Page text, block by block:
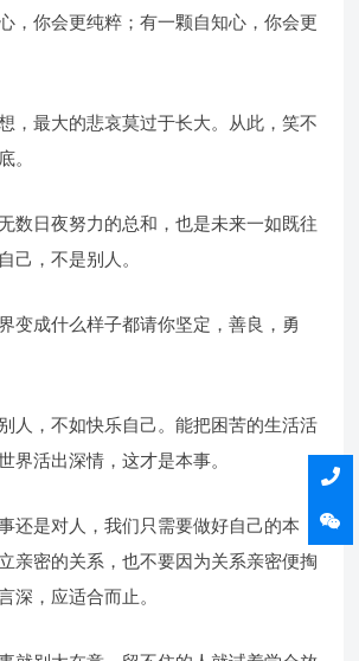
，你会更纯粹；有一颗自知心，你会更
，最大的悲哀莫过于长大。从此，笑不
。
数日夜努力的总和，也是未来一如既往
己，不是别人。
变成什么样子都请你坚定，善良，勇
人，不如快乐自己。能把困苦的生活活
界活出深情，这才是本事。
还是对人，我们只需要做好自己的本
亲密的关系，也不要因为关系亲密便掏
深，应适合而止。